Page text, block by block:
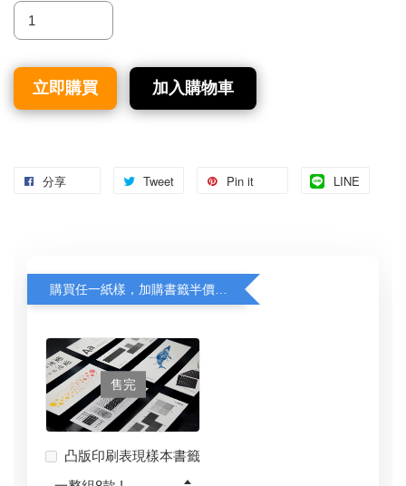
立即購買 加入購物車
分享 Tweet Pin it LINE
售完
凸版印刷表現樣本書籤